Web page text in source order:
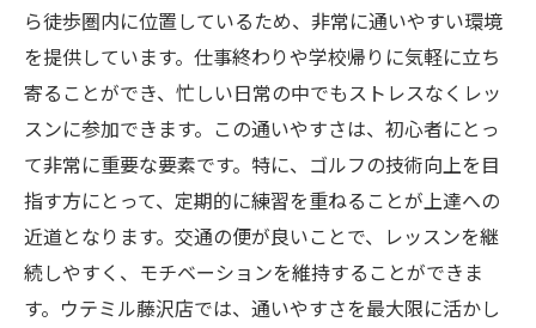
ら徒歩圏内に位置しているため、非常に通いやすい環境
を提供しています。仕事終わりや学校帰りに気軽に立ち
寄ることができ、忙しい日常の中でもストレスなくレッ
スンに参加できます。この通いやすさは、初心者にとっ
て非常に重要な要素です。特に、ゴルフの技術向上を目
指す方にとって、定期的に練習を重ねることが上達への
近道となります。交通の便が良いことで、レッスンを継
続しやすく、モチベーションを維持することができま
す。ウテミル藤沢店では、通いやすさを最大限に活かし